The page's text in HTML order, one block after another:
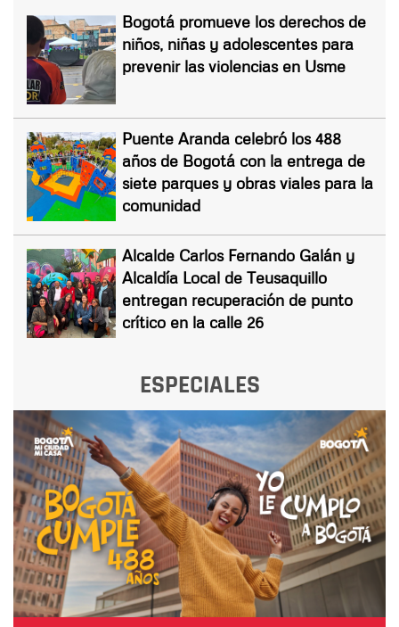
Bogotá promueve los derechos de
niños, niñas y adolescentes para
prevenir las violencias en Usme
Puente Aranda celebró los 488
años de Bogotá con la entrega de
siete parques y obras viales para la
comunidad
Alcalde Carlos Fernando Galán y
Alcaldía Local de Teusaquillo
entregan recuperación de punto
crítico en la calle 26
ESPECIALES